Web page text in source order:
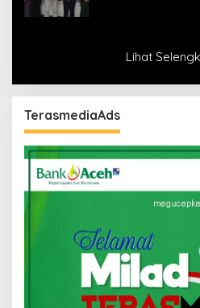
Lihat
TerasmediaAds